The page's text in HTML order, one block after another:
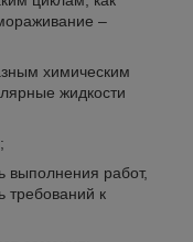
–
химическим
жидкости
выполнения работ,
требований к